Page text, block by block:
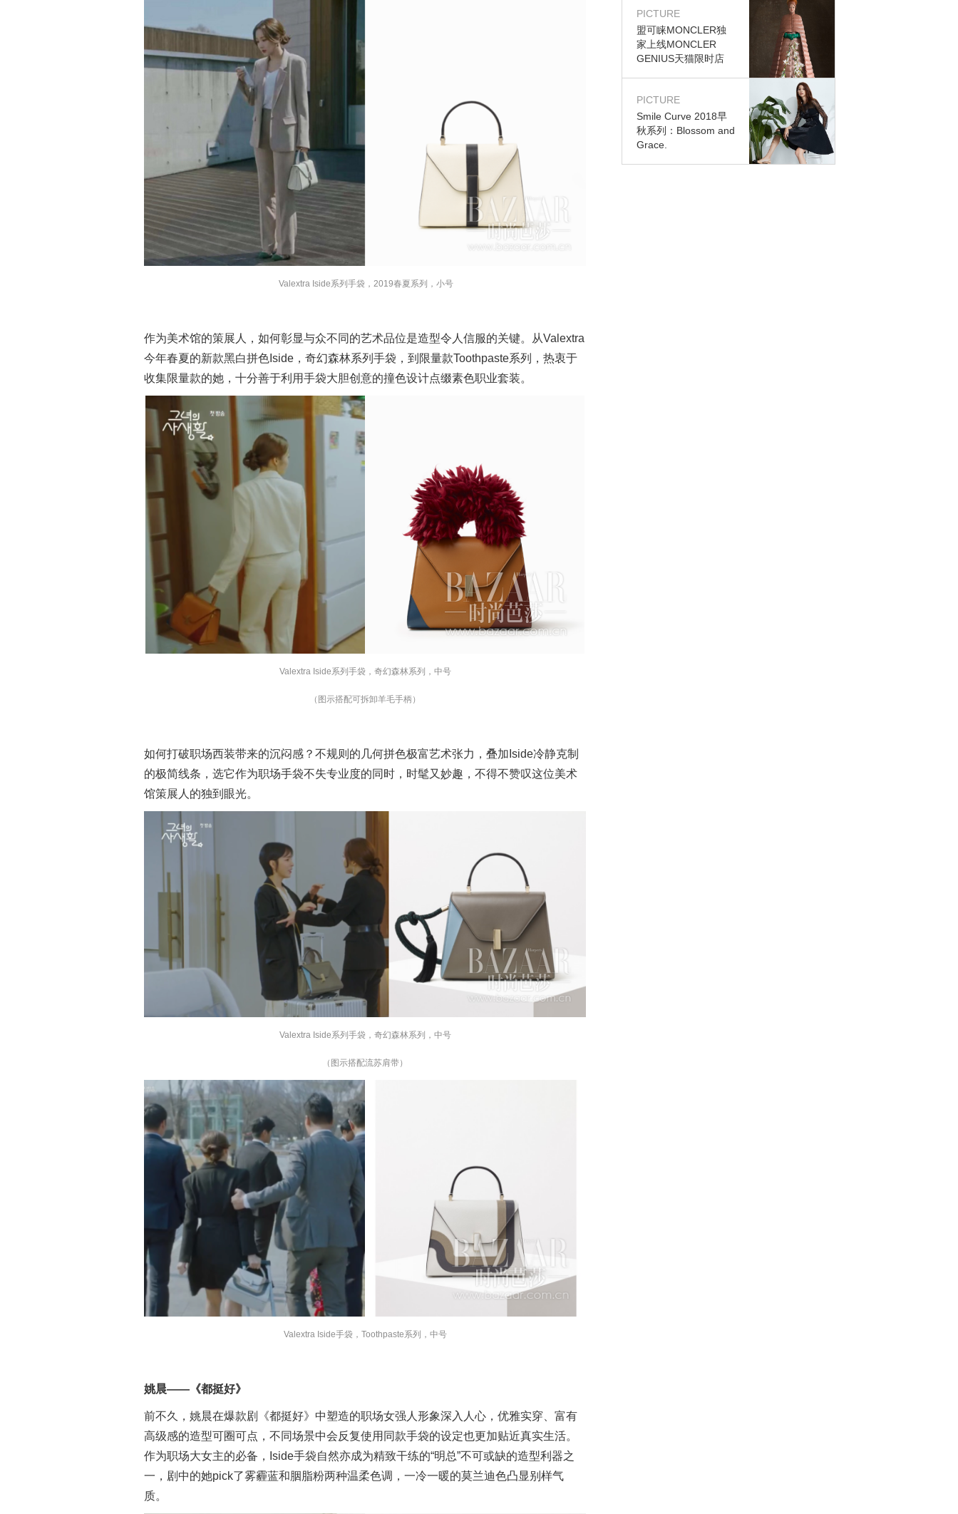
Valextra Iside系列手袋，2019春夏系列，小号
作为美术馆的策展人，如何彰显与众不同的艺术品位是造型令人信服的关键。从Valextra
今年春夏的新款黑白拼色Iside，奇幻森林系列手袋，到限量款Toothpaste系列，热衷于
收集限量款的她，十分善于利用手袋大胆创意的撞色设计点缀素色职业套装。
Valextra Iside系列手袋，奇幻森林系列，中号
（图示搭配可拆卸羊毛手柄）
如何打破职场西装带来的沉闷感？不规则的几何拼色极富艺术张力，叠加Iside冷静克制
的极简线条，选它作为职场手袋不失专业度的同时，时髦又妙趣，不得不赞叹这位美术
馆策展人的独到眼光。
Valextra Iside系列手袋，奇幻森林系列，中号
（图示搭配流苏肩带）
Valextra Iside手袋，Toothpaste系列，中号
姚晨——《都挺好》
前不久，姚晨在爆款剧《都挺好》中塑造的职场女强人形象深入人心，优雅实穿、富有
高级感的造型可圈可点，不同场景中会反复使用同款手袋的设定也更加贴近真实生活。
作为职场大女主的必备，Iside手袋自然亦成为精致干练的“明总”不可或缺的造型利器之
一，剧中的她pick了雾霾蓝和胭脂粉两种温柔色调，一冷一暖的莫兰迪色凸显别样气
质。
PICTURE
盟可睐MONCLER独
家上线MONCLER
GENIUS天猫限时店
PICTURE
Smile Curve 2018早
秋系列：Blossom and
Grace.